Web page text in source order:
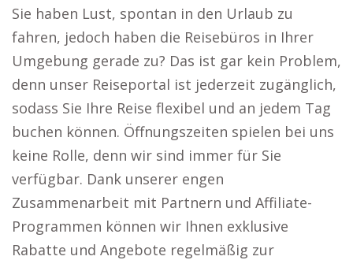
Sie haben Lust, spontan in den Urlaub zu
fahren, jedoch haben die Reisebüros in Ihrer
Umgebung gerade zu? Das ist gar kein Problem,
denn unser Reiseportal ist jederzeit zugänglich,
sodass Sie Ihre Reise flexibel und an jedem Tag
buchen können. Öffnungszeiten spielen bei uns
keine Rolle, denn wir sind immer für Sie
verfügbar. Dank unserer engen
Zusammenarbeit mit Partnern und Affiliate-
Programmen können wir Ihnen exklusive
Rabatte und Angebote regelmäßig zur